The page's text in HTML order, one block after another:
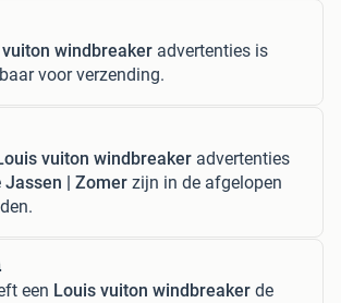
vuiton windbreaker advertenties is
voor verzending.
vuiton windbreaker advertenties
Jassen | Zomer zijn in de afgelopen
een Louis vuiton windbreaker de